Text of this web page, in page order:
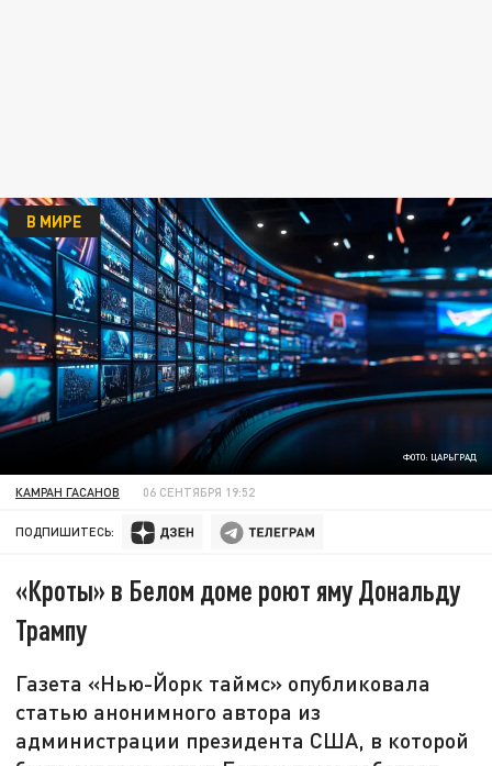
ФОТО: ЦАРЬГРАД
В МИРЕ
КАМРАН ГАСАНОВ 06 СЕНТЯБРЯ 19:52
ПОДПИШИТЕСЬ:
«Кроты» в Белом доме роют яму Дональду
Трампу
Газета «Нью-Йорк таймс» опубликовала
статью анонимного автора из
администрации президента США, в которой